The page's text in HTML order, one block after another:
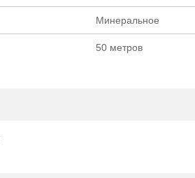
Минеральное
50 метров